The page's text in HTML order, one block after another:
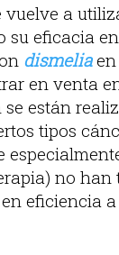
a
su eficacia
dismeliaen
en venta
están
tipos
no
eficiencia